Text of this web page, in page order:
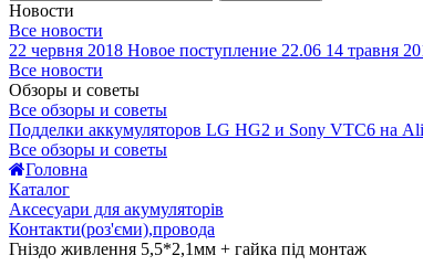
Новости
Все новости
22 червня 2018 Новое поступление 22.06 14 травня
Все новости
Обзоры и советы
Все обзоры и советы
Подделки аккумуляторов LG HG2 и Sony VTC6 на
Все обзоры и советы
Головна
Каталог
Аксесуари для акумуляторів
Контакти(роз'єми),провода
Гніздо живлення 5,5*2,1мм + гайка під монтаж